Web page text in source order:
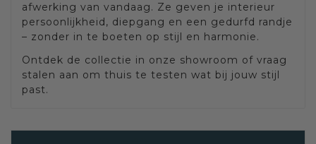
afwerking van vandaag. Ze geven je interieur
persoonlijkheid, diepgang en een gedurfd randje
– zonder in te boeten op stijl en harmonie.
Ontdek de collectie in onze showroom of vraag
stalen aan om thuis te testen wat bij jouw stijl
past.